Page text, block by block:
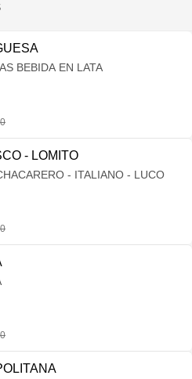
BEBIDA EN LATA
- LOMITO
- ITALIANO - LUCO